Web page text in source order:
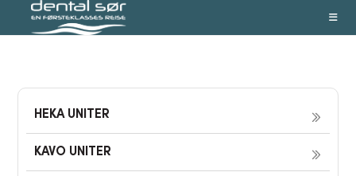
HEKA UNITER
KAVO UNITER